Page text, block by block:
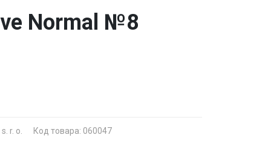
Normal №8
r. o. Код товара: 060047